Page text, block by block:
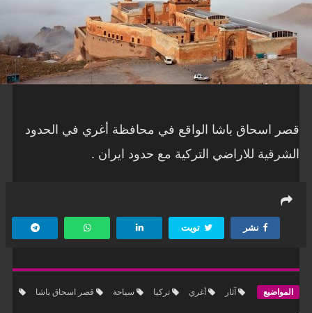
قصر اسحاق باشا الواقع في محافظة أغري في الحدود
الشرقية للاراضي التركية مع حدود ايران .
نشر تويت
المواضيع آثار أغري تركيا سياحة قصر اسحاق باشا